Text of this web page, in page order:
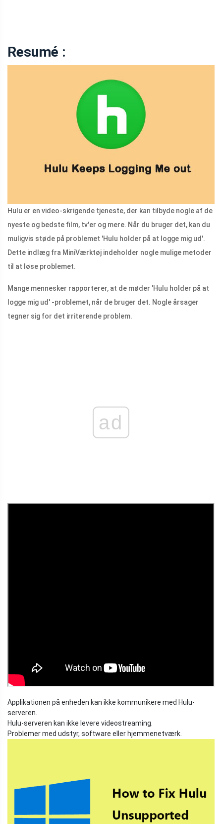
Resumé :
Hulu er en video-skrigende tjeneste, der kan tilbyde nogle af de
nyeste og bedste film, tv'er og mere. Når du bruger det, kan du
muligvis støde på problemet 'Hulu holder på at logge mig ud'.
Dette indlæg fra MiniVærktøj indeholder nogle mulige metoder
til at løse problemet.
Mange mennesker rapporterer, at de møder 'Hulu holder på at
logge mig ud' -problemet, når de bruger det. Nogle årsager
tegner sig for det irriterende problem.
ad
Applikationen på enheden kan ikke kommunikere med Hulu-
serveren.
Hulu-serveren kan ikke levere videostreaming.
Problemer med udstyr, software eller hjemmenetværk.